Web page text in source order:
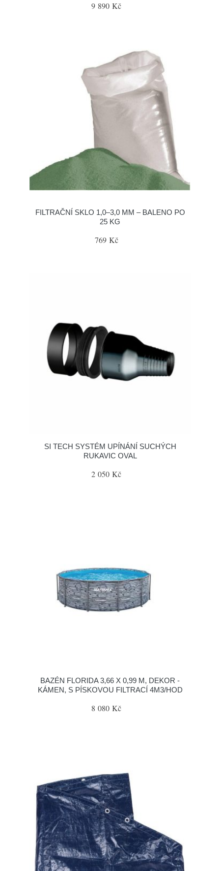
9 890 Kč
FILTRAČNÍ SKLO 1,0–3,0 MM – BALENO PO
25 KG
769 Kč
SI TECH SYSTÉM UPÍNÁNÍ SUCHÝCH
RUKAVIC OVAL
2 050 Kč
BAZÉN FLORIDA 3,66 X 0,99 M, DEKOR -
KÁMEN, S PÍSKOVOU FILTRACÍ 4M3/HOD
8 080 Kč